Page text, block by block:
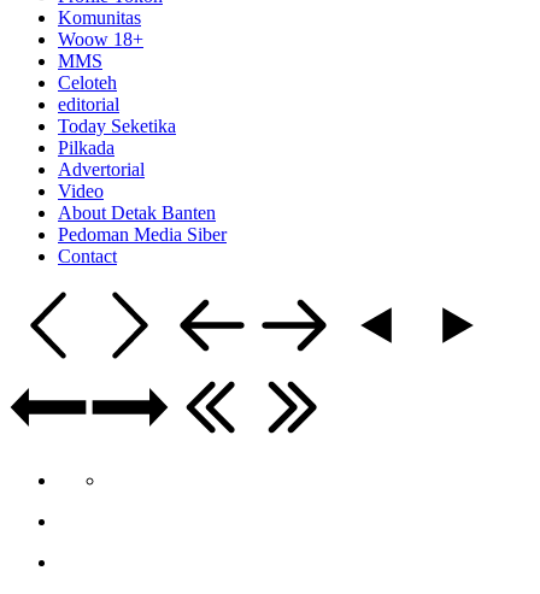
Komunitas
Woow 18+
MMS
Celoteh
editorial
Today Seketika
Pilkada
Advertorial
Video
About Detak Banten
Pedoman Media Siber
Contact